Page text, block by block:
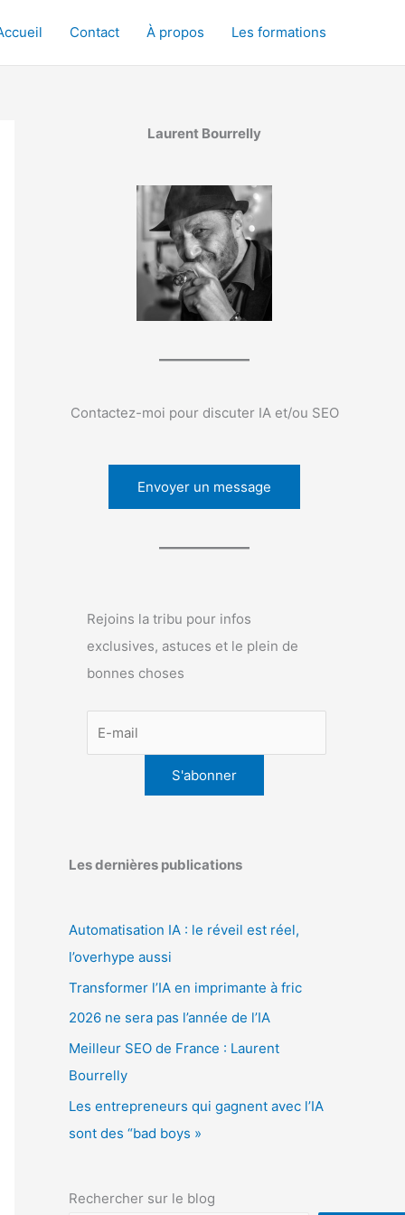
Contact À propos Les formations
Laurent Bourrelly
Contactez-moi pour discuter IA et/ou SEO
Envoyer un message
Rejoins la tribu pour infos
exclusives, astuces et le plein de
bonnes choses
Les dernières publications
Automatisation IA : le réveil est réel,
l’overhype aussi
Transformer l’IA en imprimante à fric
2026 ne sera pas l’année de l’IA
Meilleur SEO de France : Laurent
Bourrelly
Les entrepreneurs qui gagnent avec l’IA
sont des “bad boys »
Rechercher sur le blog